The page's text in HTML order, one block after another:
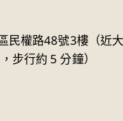
民權路48號3樓（近大
步行約 5 分鐘）